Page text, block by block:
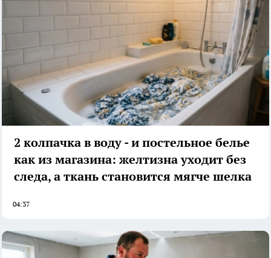
2 колпачка в воду - и постельное белье
как из магазина: желтизна уходит без
следа, а ткань становится мягче шелка
04:37